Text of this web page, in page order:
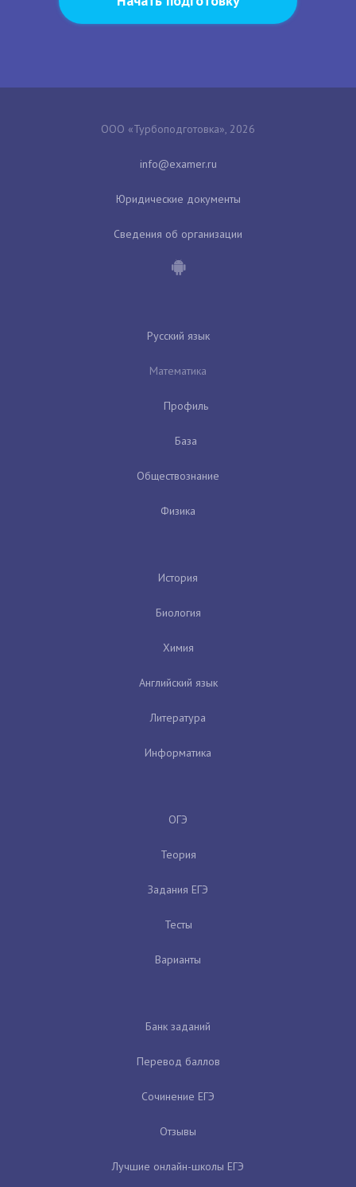
ООО «Турбоподготовка», 2026
Юридические документы
Сведения об организации
Русский язык
Математика
Профиль
База
Обществознание
Физика
История
Биология
Химия
Английский язык
Литература
Информатика
ОГЭ
Теория
Задания ЕГЭ
Тесты
Варианты
Банк заданий
Перевод баллов
Сочинение ЕГЭ
Отзывы
Лучшие онлайн-школы ЕГЭ